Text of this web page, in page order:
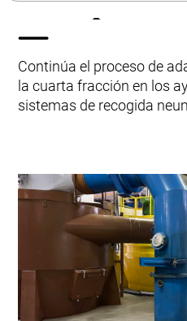
Modernización y actualizaciones
Envac User Experience
ReFlow
Continúa el proceso de
la cuarta fracción en los
sistemas de recogida